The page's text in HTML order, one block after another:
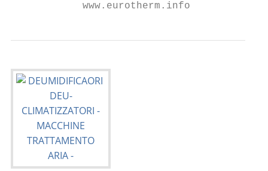
            www.eurotherm.info